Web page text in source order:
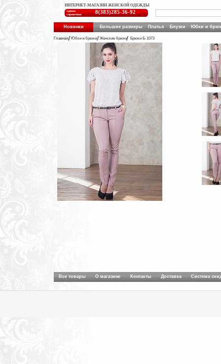
ИНТЕРНЕТ-МАГАЗИН ЖЕНСКОЙ ОДЕЖДЫ
единая
справочная
8(383)285-36-92
Новинки Большие размеры Платья Блузки Юбки и
Главная Юбки и брюки Женские брюки Брюки Б-1073
Все товары О магазине Контакты Доставка Система